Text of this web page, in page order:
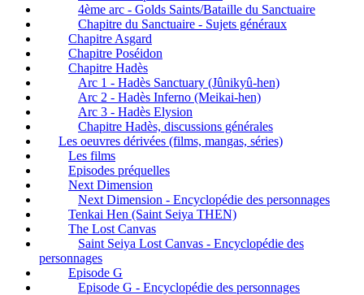
4ème arc - Golds Saints/Bataille du Sanctuaire
Chapitre du Sanctuaire - Sujets généraux
Chapitre Asgard
Chapitre Poséidon
Chapitre Hadès
Arc 1 - Hadès Sanctuary (Jûnikyû-hen)
Arc 2 - Hadès Inferno (Meikai-hen)
Arc 3 - Hadès Elysion
Chapitre Hadès, discussions générales
Les oeuvres dérivées (films, mangas, séries)
Les films
Episodes préquelles
Next Dimension
Next Dimension - Encyclopédie des personnages
Tenkai Hen (Saint Seiya THEN)
The Lost Canvas
Saint Seiya Lost Canvas - Encyclopédie des
personnages
Episode G
Episode G - Encyclopédie des personnages